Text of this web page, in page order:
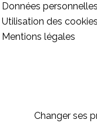
Données personnelles
Utilisation des cookies
Mentions légales
Changer ses